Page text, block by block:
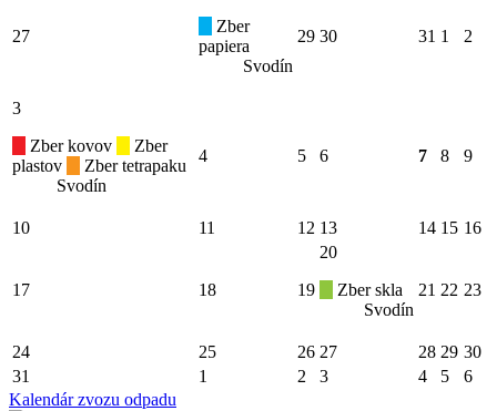
27
Zber
papiera
Svodín
29 30 31 1 2
3
Zber kovov
Zber
plastov
Zber tetrapaku
Svodín
4 5 6 7 8 9
10 11 12 13 14 15 16
17 18 19
20
Zber skla
Svodín
21 22 23
24 25 26 27 28 29 30
31
1 2 3 4 5
6
Kalendár zvozu odpadu